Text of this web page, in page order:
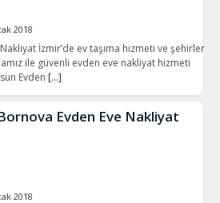
2018
İzmir’de ev taşıma hizmeti ve şehirler
ile güvenli evden eve nakliyat hizmeti
Evden […]
Evden Eve Nakliyat
2018